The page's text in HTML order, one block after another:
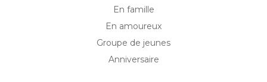
En famille
En amoureux
Groupe de jeunes
Anniversaire